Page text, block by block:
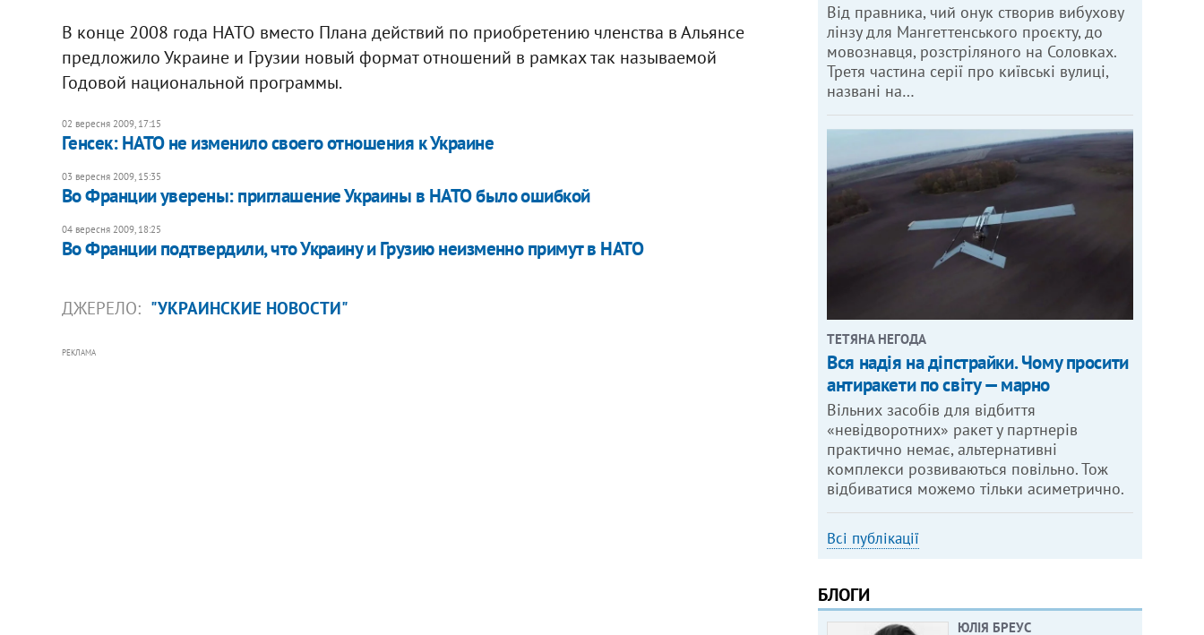
В конце 2008 года НАТО вместо Плана действий по приобретению членства в Альянсе
предложило Украине и Грузии новый формат отношений в рамках так называемой
Годовой национальной программы.
02 вересня 2009, 17:15
Генсек: НАТО не изменило своего отношения к Украине
03 вересня 2009, 15:35
Во Франции уверены: приглашение Украины в НАТО было ошибкой
04 вересня 2009, 18:25
Во Франции подтвердили, что Украину и Грузию неизменно примут в НАТО
ДЖЕРЕЛО: "УКРАИНСКИЕ НОВОСТИ"
РЕКЛАМА
Від правника, чий онук створив вибухову
лінзу для Мангеттенського проєкту, до
мовознавця, розстріляного на Соловках.
Третя частина серії про київські вулиці,
названі на…
ТЕТЯНА НЕГОДА
Вся надія на діпстрайки. Чому просити
антиракети по світу — марно
Вільних засобів для відбиття
«невідворотних» ракет у партнерів
практично немає, альтернативні
комплекси розвиваються повільно. Тож
відбиватися можемо тільки асиметрично.
Всі публікації
БЛОГИ
ЮЛІЯ БРЕУС